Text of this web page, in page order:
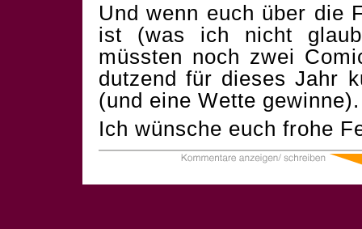
Und wenn euch über die
ist (was ich nicht
müssten noch zwei
dutzend für dieses Jahr
(und eine Wette
Ich wünsche euch frohe